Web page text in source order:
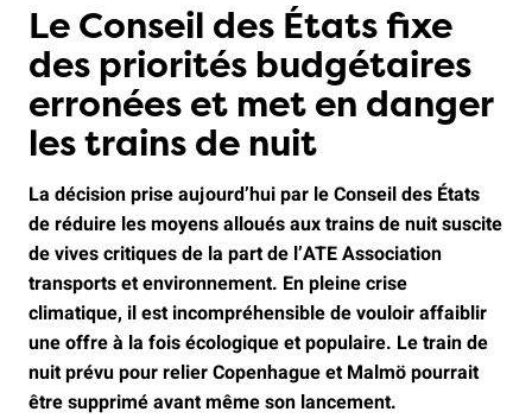
Le Conseil des États fixe
des priorités budgétaires
erronées et met en danger
les trains de nuit
La décision prise aujourd’hui par le Conseil des États
de réduire les moyens alloués aux trains de nuit suscite
de vives critiques de la part de l’ATE Association
transports et environnement. En pleine crise
climatique, il est incompréhensible de vouloir affaiblir
une offre à la fois écologique et populaire. Le train de
nuit prévu pour relier Copenhague et Malmö pourrait
être supprimé avant même son lancement.